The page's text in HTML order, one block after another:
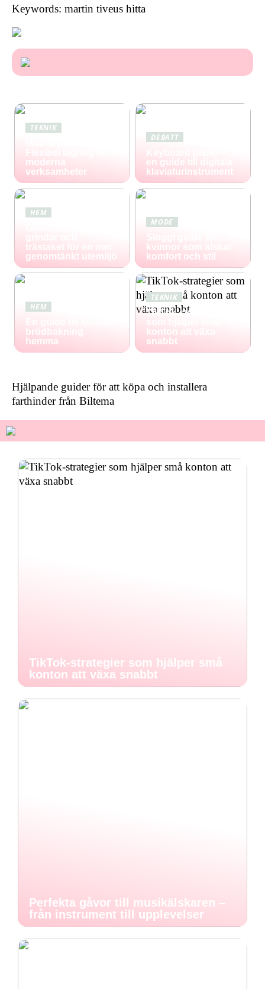
Keywords: martin tiveus hitta
TEKNIK
moderna
verksamheter
DEBATT
en guide till digitala
klaviaturinstrument
HEM
trästaket för en mer
genomtänkt utemiljö
MODE
kvinnor som älskar
komfort och stil
HEM
brödbakning
hemma
TEKNIK
TikTok-strategier
konton att växa
snabbt
Hjälpande guider för att köpa och installera
farthinder från Biltema
TikTok-strategier som hjälper små
konton att växa snabbt
Perfekta gåvor till musikälskaren –
från instrument till upplevelser